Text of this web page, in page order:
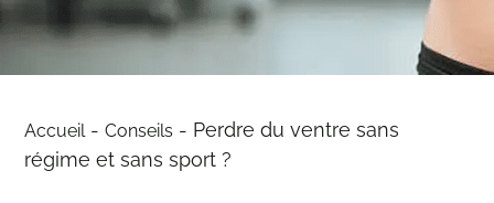
Accueil -Conseils - Perdre du ventre sans
régime et sans sport ?